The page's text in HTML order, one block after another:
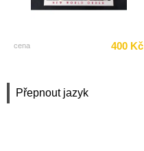
Přepnout jazyk
cena 400 Kč